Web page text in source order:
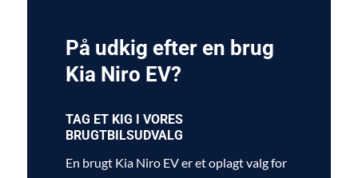
På udkig efter en brug
Kia Niro EV?
TAG ET KIG I VORES
BRUGTBILSUDVALG
En brugt Kia Niro EV er et oplagt valg for